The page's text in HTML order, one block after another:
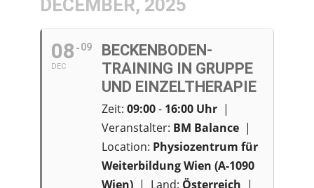
DECEMBER, 2025
08
DEC
09
BECKENBODEN-
TRAINING IN GRUPPE
UND EINZELTHERAPIE
Zeit:09:00- 16:00 Uhr |
Veranstalter: BM Balance |
Location: Physiozentrum für
Weiterbildung Wien (A-1090
Wien) | Land: Österreich |